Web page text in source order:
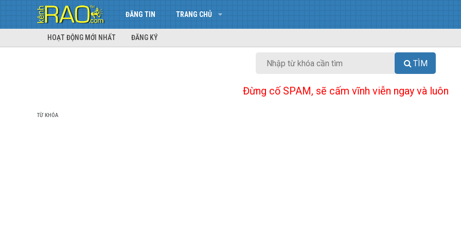
ĐĂNG TIN TRANG CHỦ
HOẠT ĐỘNG MỚI NHẤT ĐĂNG KÝ
TÌM
Đừng cố SPAM, sẽ cấm vĩnh viễn ngay và luôn
TỪ KHÓA